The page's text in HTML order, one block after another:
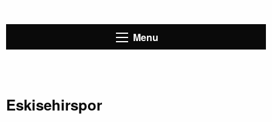
Menu
Eskisehirspor